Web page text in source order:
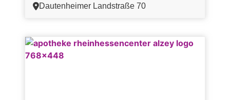
Dautenheimer Landstraße 70